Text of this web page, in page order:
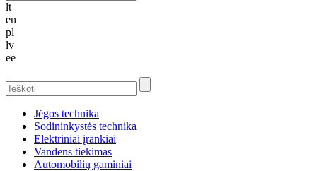
lt
en
pl
lv
ee
Jėgos technika
Sodininkystės technika
Elektriniai įrankiai
Vandens tiekimas
Automobilių gaminiai